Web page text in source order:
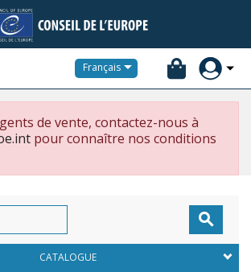
Français
de vente, contactez-nous à
pour connaître nos conditions

CATALOGUE